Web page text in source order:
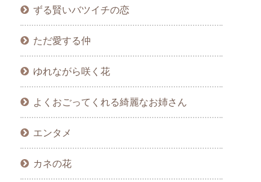
ずる賢いバツイチの恋
ただ愛する仲
ゆれながら咲く花
よくおごってくれる綺麗なお姉さん
エンタメ
カネの花